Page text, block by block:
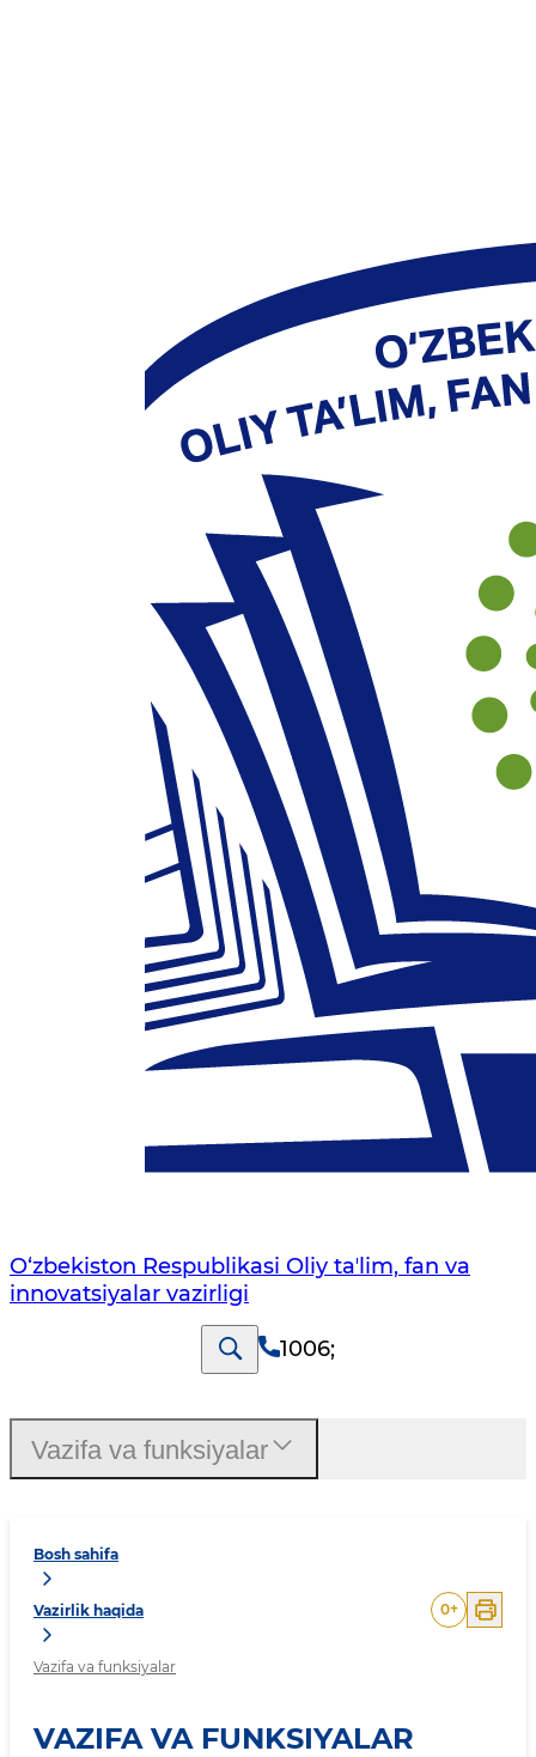
O‘zbekiston Respublikasi Oliy taʼlim, fan va
innovatsiyalar vazirligi
1006;
Bosh sahifa
Vazirlik haqida
Vazifa va funksiyalar
0+
VAZIFA VA FUNKSIYALAR
Vazifa va funksiyalar